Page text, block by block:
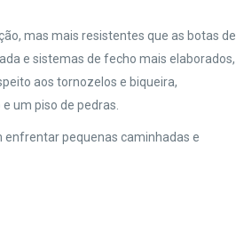
mas mais resistentes que as botas de
e sistemas de fecho mais elaborados,
aos tornozelos e biqueira,
um piso de pedras.
enfrentar pequenas caminhadas e